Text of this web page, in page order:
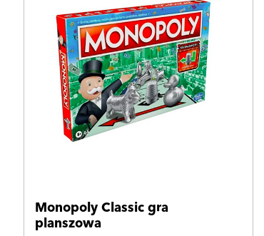
Monopoly Classic gra
planszowa